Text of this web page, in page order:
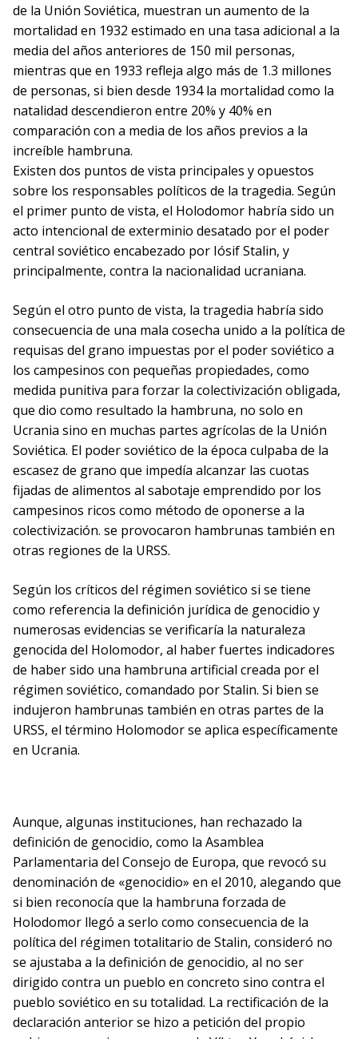
de la Unión Soviética, muestran un aumento de la
mortalidad en 1932 estimado en una tasa adicional a la
media del años anteriores de 150 mil personas,
mientras que en 1933 refleja algo más de 1.3 millones
de personas, si bien desde 1934 la mortalidad como la
natalidad descendieron entre 20% y 40% en
comparación con a media de los años previos a la
increíble hambruna.
Existen dos puntos de vista principales y opuestos
sobre los responsables políticos de la tragedia. Según
el primer punto de vista, el Holodomor habría sido un
acto intencional de exterminio desatado por el poder
central soviético encabezado por Iósif Stalin, y
principalmente, contra la nacionalidad ucraniana.
Según el otro punto de vista, la tragedia habría sido
consecuencia de una mala cosecha unido a la política de
requisas del grano impuestas por el poder soviético a
los campesinos con pequeñas propiedades, como
medida punitiva para forzar la colectivización obligada,
que dio como resultado la hambruna, no solo en
Ucrania sino en muchas partes agrícolas de la Unión
Soviética. El poder soviético de la época culpaba de la
escasez de grano que impedía alcanzar las cuotas
fijadas de alimentos al sabotaje emprendido por los
campesinos ricos como método de oponerse a la
colectivización. se provocaron hambrunas también en
otras regiones de la URSS.
Según los críticos del régimen soviético si se tiene
como referencia la definición jurídica de genocidio y
numerosas evidencias se verificaría la naturaleza
genocida del Holomodor, al haber fuertes indicadores
de haber sido una hambruna artificial creada por el
régimen soviético, comandado por Stalin. Si bien se
indujeron hambrunas también en otras partes de la
URSS, el término Holomodor se aplica específicamente
en Ucrania.
Aunque, algunas instituciones, han rechazado la
definición de genocidio, como la Asamblea
Parlamentaria del Consejo de Europa, que revocó su
denominación de «genocidio» en el 2010, alegando que
si bien reconocía que la hambruna forzada de
Holodomor llegó a serlo como consecuencia de la
política del régimen totalitario de Stalin, consideró no
se ajustaba a la definición de genocidio, al no ser
dirigido contra un pueblo en concreto sino contra el
pueblo soviético en su totalidad. La rectificación de la
declaración anterior se hizo a petición del propio